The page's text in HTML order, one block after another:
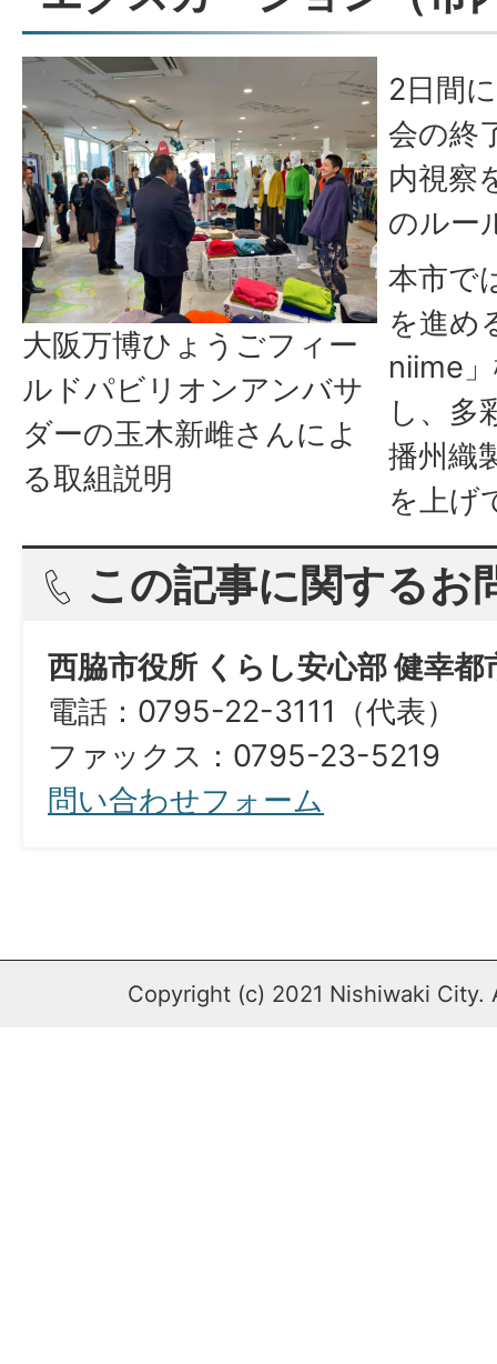
大阪万博ひょうごフィー
ルドパビリオンアンバサ
ダーの玉木新雌さんによ
る取組説明
2日間
会の終
内視察
のルー
本市で
を進め
niime
し、多
播州織
を上げ
この記事に関するお
西脇市役所 くらし安心部 健幸都
電話：0795-22-3111（代表）
​​​​​​​ファックス：0795-23-5219
問い合わせフォーム
Copyright (c) 2021 Nishiwaki City.